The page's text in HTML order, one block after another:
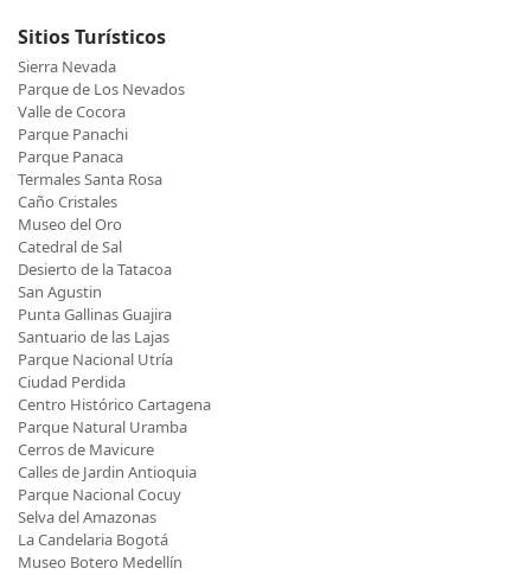
Sitios Turísticos
Sierra Nevada
Parque de Los Nevados
Valle de Cocora
Parque Panachi
Parque Panaca
Termales Santa Rosa
Caño Cristales
Museo del Oro
Catedral de Sal
Desierto de la Tatacoa
San Agustin
Punta Gallinas Guajira
Santuario de las Lajas
Parque Nacional Utría
Ciudad Perdida
Centro Histórico Cartagena
Parque Natural Uramba
Cerros de Mavicure
Calles de Jardin Antioquia
Parque Nacional Cocuy
Selva del Amazonas
La Candelaria Bogotá
Museo Botero Medellín